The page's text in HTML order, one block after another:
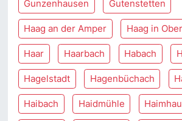
Gunzenhausen Gutenstetten
Haag an der Amper Haag in
Haar Haarbach Habach
Hagelstadt Hagenbüchach
Haibach Haidmühle